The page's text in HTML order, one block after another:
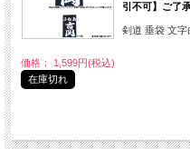
引不可】ご了
剣道 垂袋 文字
価格： 1,599円(税込)
在庫切れ